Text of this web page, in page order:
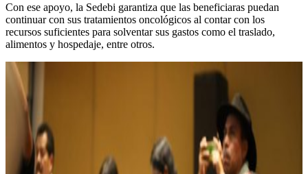
Con ese apoyo, la Sedebi garantiza que las beneficiaras puedan
continuar con sus tratamientos oncológicos al contar con los
recursos suficientes para solventar sus gastos como el traslado,
alimentos y hospedaje, entre otros.